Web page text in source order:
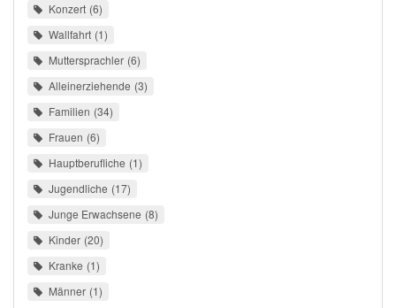
Konzert 6
Wallfahrt 1
Muttersprachler 6
Alleinerziehende 3
Familien 34
Frauen 6
Hauptberufliche 1
Jugendliche 17
Junge Erwachsene 8
Kinder 20
Kranke 1
Männer 1